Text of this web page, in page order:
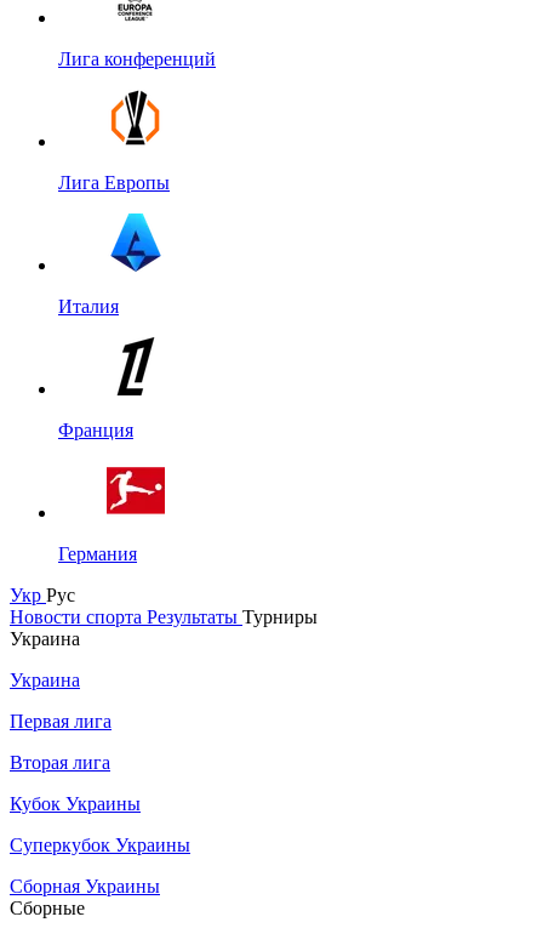
Лига конференций
Лига Европы
Италия
Франция
Германия
Укр Рус
Новости спорта Результаты Турниры
Украина
Украина
Первая лига
Вторая лига
Кубок Украины
Суперкубок Украины
Сборная Украины
Сборные